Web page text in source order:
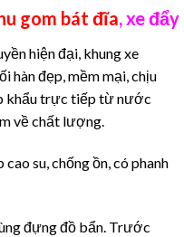
gom bát đĩa, xe
hiện đại, khung xe
hàn đẹp, mềm mại, chịu
khẩu trực tiếp từ nước
về chất lượng.
su, chống ồn, có phanh
đựng đồ bẩn. Trước